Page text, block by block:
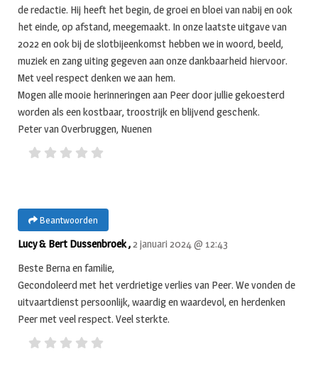
de redactie. Hij heeft het begin, de groei en bloei van nabij en ook
het einde, op afstand, meegemaakt. In onze laatste uitgave van
2022 en ook bij de slotbijeenkomst hebben we in woord, beeld,
muziek en zang uiting gegeven aan onze dankbaarheid hiervoor.
Met veel respect denken we aan hem.
Mogen alle mooie herinneringen aan Peer door jullie gekoesterd
worden als een kostbaar, troostrijk en blijvend geschenk.
Peter van Overbruggen, Nuenen
Beantwoorden
Lucy & Bert Dussenbroek ,2 januari 2024 @ 12:43
Beste Berna en familie,
Gecondoleerd met het verdrietige verlies van Peer. We vonden de
uitvaartdienst persoonlijk, waardig en waardevol, en herdenken
Peer met veel respect. Veel sterkte.